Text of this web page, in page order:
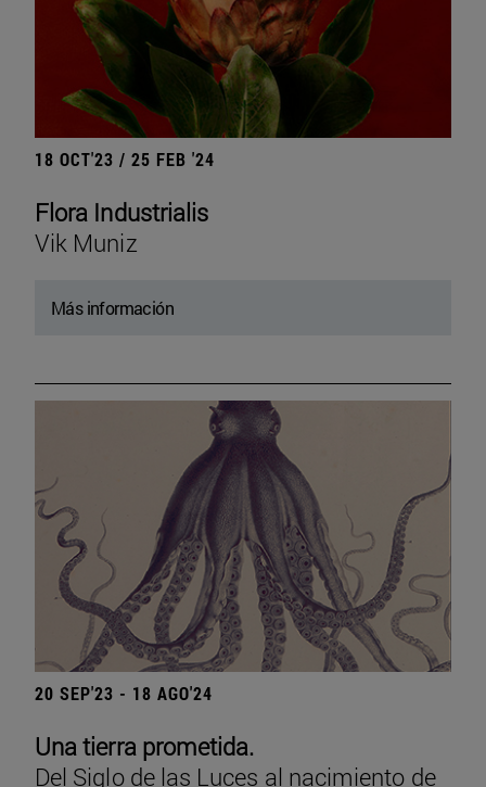
18 OCT'23 / 25 FEB '24
Flora Industrialis
Vik Muniz
Más información
20 SEP'23 - 18 AGO'24
Una tierra prometida.
Del Siglo de las Luces al nacimiento de